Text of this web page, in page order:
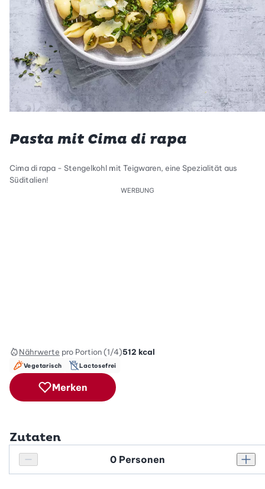
Pasta mit Cima di rapa
Cima di rapa - Stengelkohl mit Teigwaren, eine Spezialität aus
Süditalien!
WERBUNG
Nährwerte pro Portion (1/4)512 kcal
Vegetarisch Lactosefrei
Merken
Zutaten
Personenanzahl verringern
Personenanzahl